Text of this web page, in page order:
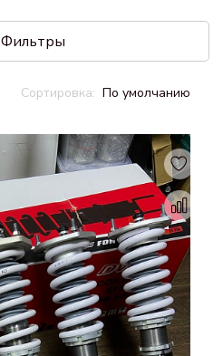
Фильтры
По умолчанию